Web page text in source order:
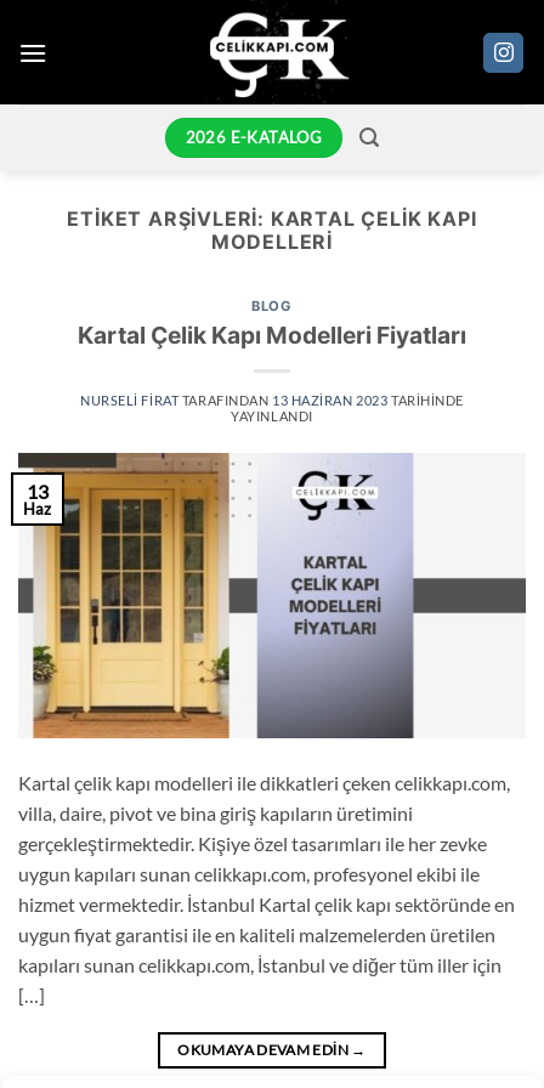
atla
2026 E-KATALOG
ETIKET ARŞIVLERI: KARTAL ÇELIK KAPI
MODELLERI
BLOG
Kartal Çelik Kapı Modelleri Fiyatları
NURSELI FIRATTARAFINDAN 13 HAZIRAN 2023 TARIHINDE
YAYINLANDI
13
Haz
Kartal çelik kapı modelleri ile dikkatleri çeken celikkapı.com,
villa, daire, pivot ve bina giriş kapıların üretimini
gerçekleştirmektedir. Kişiye özel tasarımları ile her zevke
uygun kapıları sunan celikkapı.com, profesyonel ekibi ile
hizmet vermektedir. İstanbul Kartal çelik kapı sektöründe en
uygun fiyat garantisi ile en kaliteli malzemelerden üretilen
kapıları sunan celikkapı.com, İstanbul ve diğer tüm iller için
[…]
OKUMAYA DEVAM EDIN →